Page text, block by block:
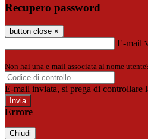
Recupero password
button close ×
E-mail
Non hai una e-mail associata al nome
E-mail inviata, si prega di controllare
Errore
Chiudi